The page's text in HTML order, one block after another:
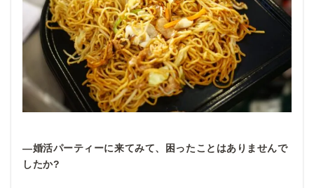
―婚活パーティーに来てみて、困ったことはありませんで
したか?